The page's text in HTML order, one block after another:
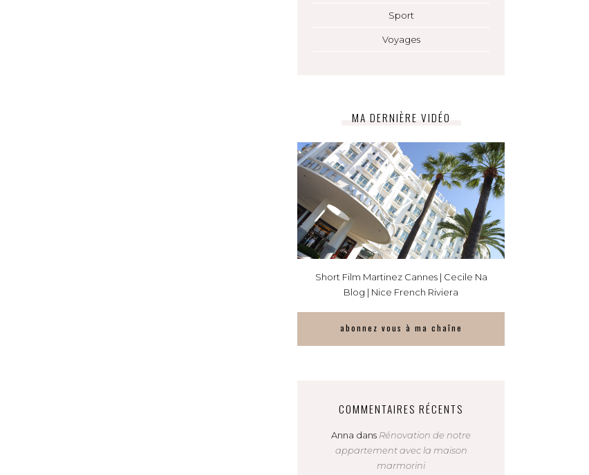
Sport
Voyages
MA DERNIÈRE VIDÉO
Short Film Martinez Cannes | Cecile Na
Blog | Nice French Riviera
abonnez vous à ma chaîne
COMMENTAIRES RÉCENTS
Anna dans Rénovation de notre
appartement avec la maison
marmorini